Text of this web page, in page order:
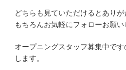
どちらも見ていただけるとあり
もちろんお気軽にフォローお願い
オープニングスタッフ募集中で
します。